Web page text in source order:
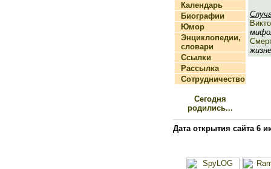
Календарь
Биографии
Юмор
Энциклопедии,
словари
Ссылки
Рассылка
Сотрудничество
Сегодня
родились...
Дата открытия сайта 6